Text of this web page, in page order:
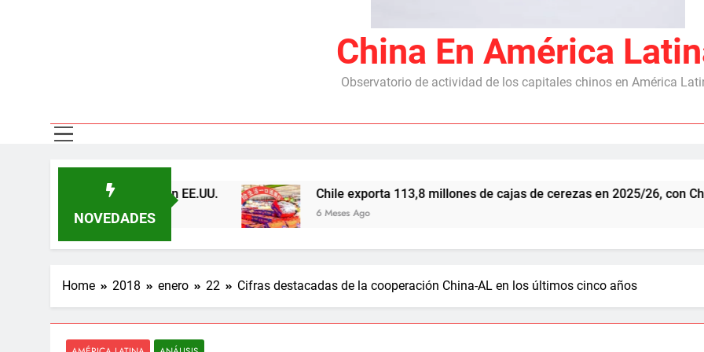
China En América
Observatorio de actividad de los capitales chinos en América
NOVEDADES
y tensiona con EE.UU. Chile exporta 113,8 millones de cajas de cerezas en 2025/26, con China como
6 Meses Ago
Home 2018 enero 22 Cifras destacadas de la cooperación China-AL en los últimos cinco años